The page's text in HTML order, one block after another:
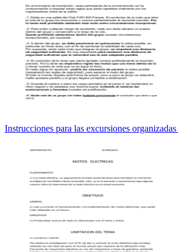
Instrucciones para las excursiones